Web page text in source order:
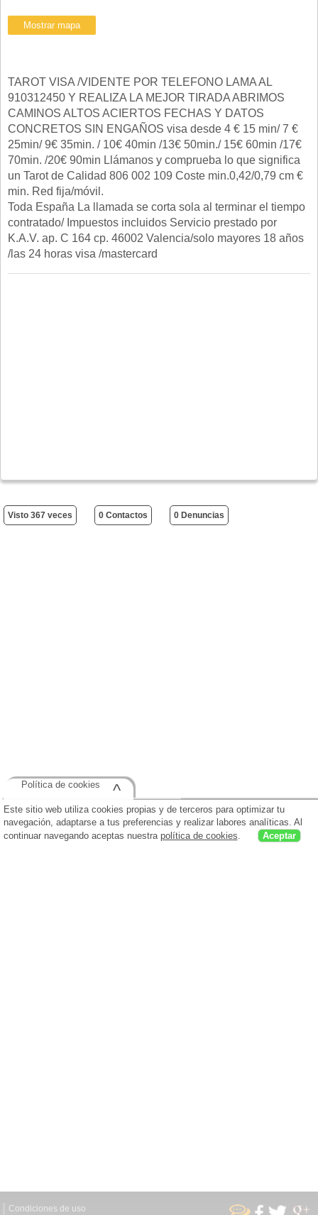
TAROT VISA /VIDENTE POR TELEFONO LAMA AL
910312450 Y REALIZA LA MEJOR TIRADA ABRIMOS
CAMINOS ALTOS ACIERTOS FECHAS Y DATOS
CONCRETOS SIN ENGAÑOS visa desde 4 € 15 min/ 7 €
25min/ 9€ 35min. / 10€ 40min /13€ 50min./ 15€ 60min /17€
70min. /20€ 90min Llámanos y comprueba lo que significa
un Tarot de Calidad 806 002 109 Coste min.0,42/0,79 cm €
min. Red fija/móvil.
Toda España La llamada se corta sola al terminar el tiempo
contratado/ Impuestos incluidos Servicio prestado por
K.A.V. ap. C 164 cp. 46002 Valencia/solo mayores 18 años
/las 24 horas visa /mastercard
Visto 367 veces 0 Contactos 0 Denuncias
Condiciones de uso
Este sitio web utiliza cookies propias y de terceros para optimizar tu
navegación, adaptarse a tus preferencias y realizar labores analíticas. Al
continuar navegando aceptas nuestra política de cookies Aceptar
Política de cookies ^